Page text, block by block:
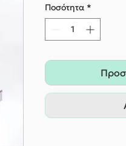
Ποσότητα *